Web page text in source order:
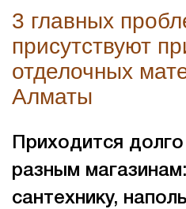
3 главных
присутствуют
отделочных
Алматы
Приходится
разным
сантехнику,